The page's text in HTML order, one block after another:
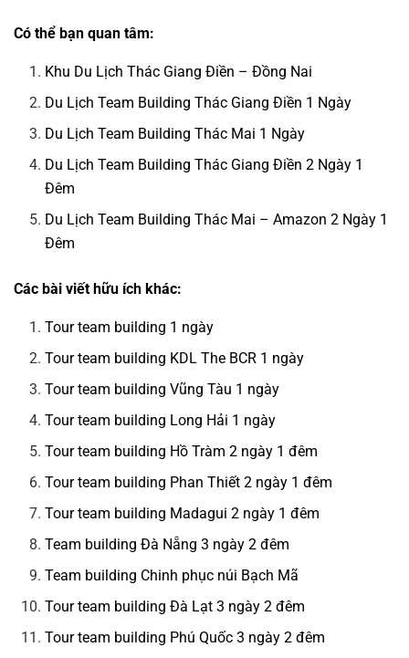
Có thể bạn quan tâm:
Khu Du Lịch Thác Giang Điền – Đồng Nai
Du Lịch Team Building Thác Giang Điền 1 Ngày
Du Lịch Team Building Thác Mai 1 Ngày
Du Lịch Team Building Thác Giang Điền 2 Ngày 1
Đêm
Du Lịch Team Building Thác Mai – Amazon 2 Ngày 1
Đêm
Các bài viết hữu ích khác:
Tour team building 1 ngày
Tour team building KDL The BCR 1 ngày
Tour team building Vũng Tàu 1 ngày
Tour team building Long Hải 1 ngày
Tour team building Hồ Tràm 2 ngày 1 đêm
Tour team building Phan Thiết 2 ngày 1 đêm
Tour team building Madagui 2 ngày 1 đêm
Team building Đà Nẵng 3 ngày 2 đêm
Team building Chinh phục núi Bạch Mã
Tour team building Đà Lạt 3 ngày 2 đêm
Tour team building Phú Quốc 3 ngày 2 đêm